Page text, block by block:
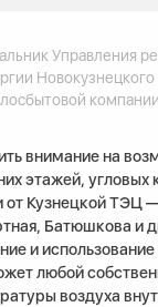
Управления
компании
внимание на
этажей, угловых
Кузнецкой ТЭЦ
Батюшкова и
и
любой
воздуха